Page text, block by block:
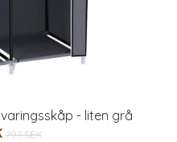
- liten grå
797 SEK